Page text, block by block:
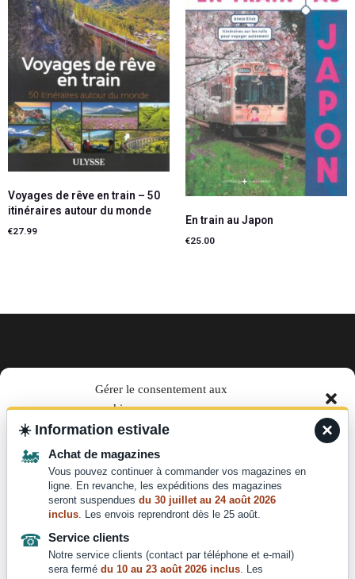
Gérer le consentement aux
cookies
Pour offrir les meilleures expériences, nous utilisons des technologies telles que les
cookies pour stocker et/ou accéder aux informations des appareils. Le fait de consentir
à ces technologies nous permettra de traiter des données telles que le comportement de
navigation ou les ID uniques sur ce site. Le fait de ne pas consentir ou de retirer son
consentement peut avoir un effet négatif sur certaines caractéristiques et fonctions.
Voyages de rêve en train – 50
itinéraires autour du monde
€27.99
En train au Japon
€25.00
EN TRAIN magazine par La Vie
du Rail
Des questions ?
Nous contacter :
contact@laviedurail.com
×
☀️Information estivale
🚂 Achat de magazines
Vous pouvez continuer à commander vos magazines en
ligne. En revanche, les expéditions des magazines
seront suspendues du 30 juillet au 24 août 2026
inclus. Les envois reprendront dès le 25 août.
☎ Service clients
Notre service clients (contact par téléphone et e-mail)
sera fermé du 10 au 23 août 2026 inclus. Les